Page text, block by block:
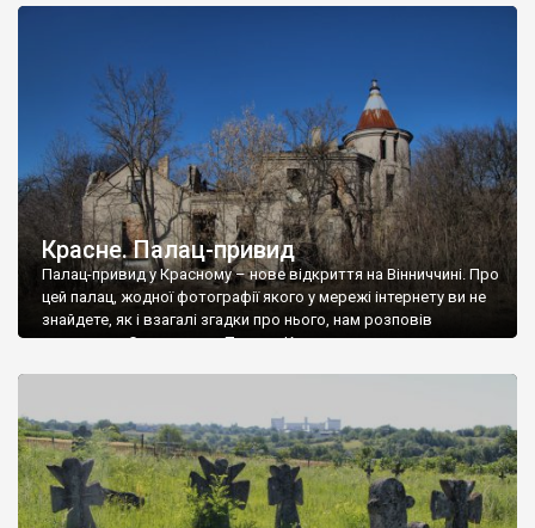
Красне. Палац-привид
Палац-привид у Красному – нове відкриття на Вінниччині. Про
цей палац, жодної фотографії якого у мережі інтернету ви не
знайдете, як і взагалі згадки про нього, нам розповів
мешканець Самгородка. Палац у Красному вразив не лише